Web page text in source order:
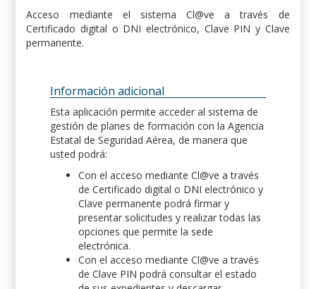
Acceso mediante el sistema Cl@ve a través de
Certificado digital o DNI electrónico, Clave PIN y Clave
permanente.
Información adicional
Esta aplicación permite acceder al sistema de
gestión de planes de formación con la Agencia
Estatal de Seguridad Aérea, de manera que
usted podrá:
Con el acceso mediante Cl@ve a través
de Certificado digital o DNI electrónico y
Clave permanente podrá firmar y
presentar solicitudes y realizar todas las
opciones que permite la sede
electrónica.
Con el acceso mediante Cl@ve a través
de Clave PIN podrá consultar el estado